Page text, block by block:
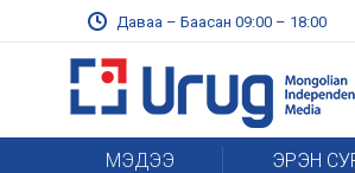
Даваа – Баасан 09:00 – 18:00
МЭДЭЭ ЭРЭН